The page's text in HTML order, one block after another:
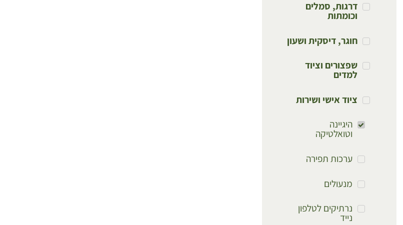
דרגות, סמלים
וכומתות
חוגר, דיסקית ושעון
שפצורים וציוד
למדים
ציוד אישי ושירות
היגיינה
וטואלטיקה
ערכות תפירה
מנעולים
נרתיקים לטלפון
נייד